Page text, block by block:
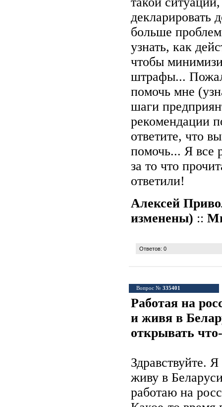
декларировать
больше
узнать, как
чтобы
штрафы...
помочь мне
шаги
рекомендации
ответите, что
помочь... Я все
за то что
ответили!
Алексей
изменены) ::
Ответов: 0
Вопрос № 335401
Работая на
и живя в
открывать
Здравствуйте.
живу в
работаю на